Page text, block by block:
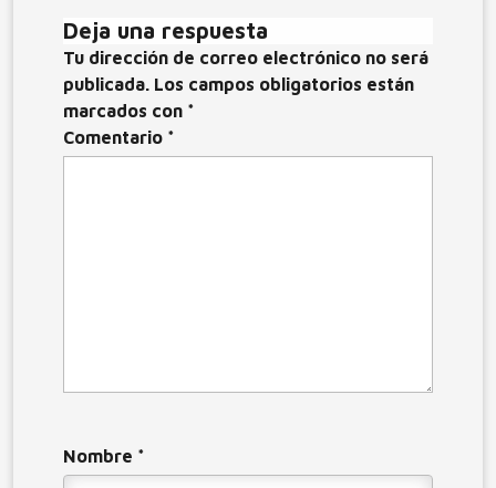
k
Deja una respuesta
Tu dirección de correo electrónico no será
publicada. Los campos obligatorios están
marcados con *
Comentario *
Nombre *